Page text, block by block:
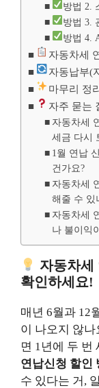
방법 2.
방법 3.
방법 4.
자동차세
자동납부(
마무리 정
자주 묻는
자동차세
세금 다시
1월 연납
건가요?
자동차세
해줄 수 있
자동차세
나 불이익
자동차세
확인하세요!
매년 6월과 12
이 나오지 않
면 1년에 두 번
연납신청 할인
수 있다는 거,